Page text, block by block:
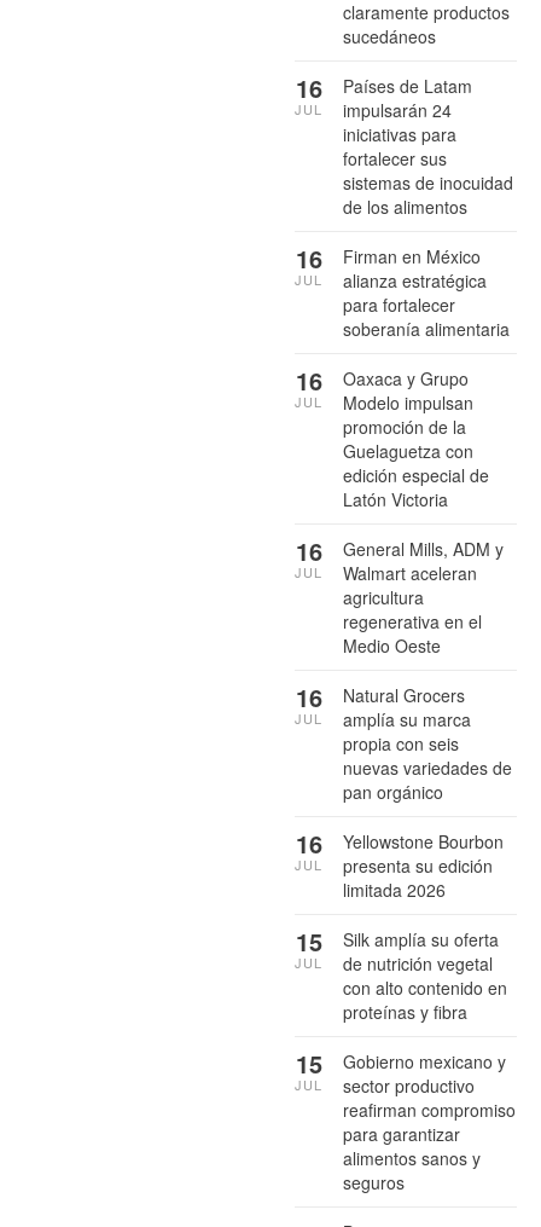
claramente productos
sucedáneos
Países de Latam
impulsarán 24
iniciativas para
fortalecer sus
sistemas de inocuidad
de los alimentos
16
JUL
Firman en México
alianza estratégica
para fortalecer
soberanía alimentaria
16
JUL
Oaxaca y Grupo
Modelo impulsan
promoción de la
Guelaguetza con
edición especial de
Latón Victoria
16
JUL
General Mills, ADM y
Walmart aceleran
agricultura
regenerativa en el
Medio Oeste
16
JUL
Natural Grocers
amplía su marca
propia con seis
nuevas variedades de
pan orgánico
16
JUL
Yellowstone Bourbon
presenta su edición
limitada 2026
16
JUL
Silk amplía su oferta
de nutrición vegetal
con alto contenido en
proteínas y fibra
15
JUL
Gobierno mexicano y
sector productivo
reafirman compromiso
para garantizar
alimentos sanos y
seguros
15
JUL